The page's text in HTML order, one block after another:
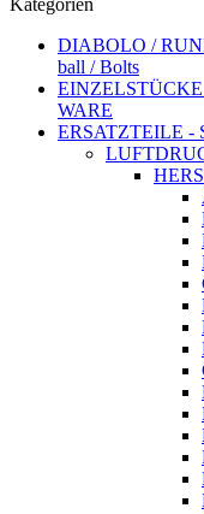
Kategorien
DIABOLO /
ball / Bolts
WARE
ERSATZTEILE -